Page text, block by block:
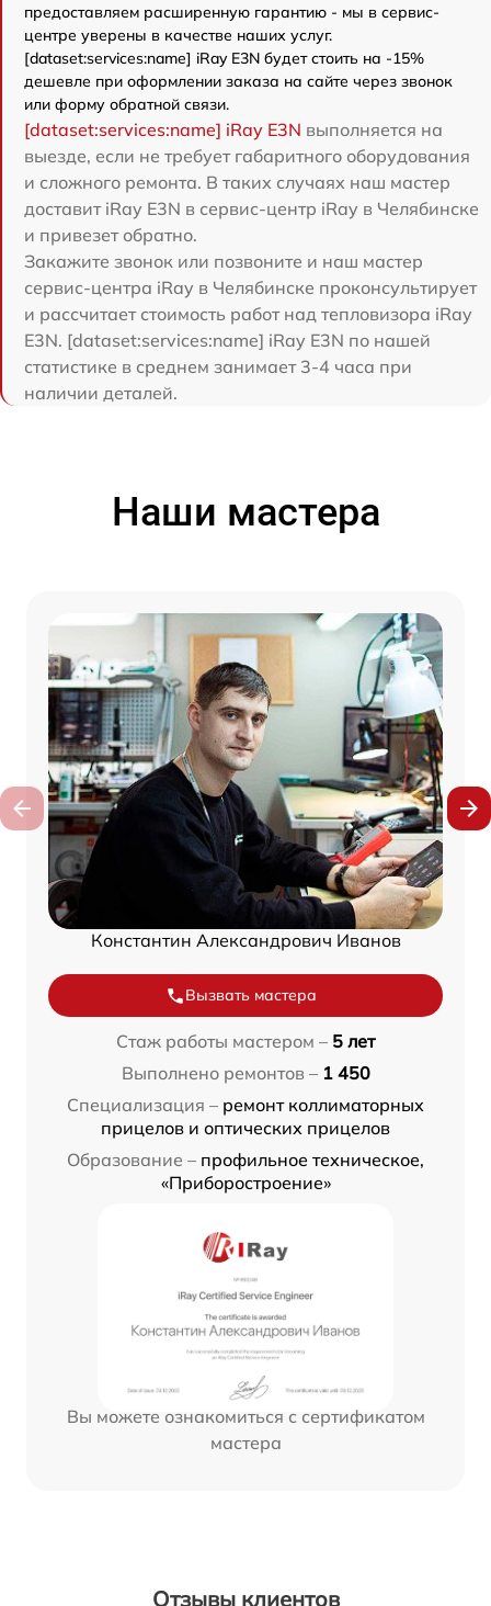
предоставляем расширенную гарантию - мы в сервис-
центре уверены в качестве наших услуг.
[dataset:services:name] iRay E3N будет стоить на -15%
дешевле при оформлении заказа на сайте через звонок
или форму обратной связи.
[dataset:services:name] iRay E3N выполняется на
выезде, если не требует габаритного оборудования
и сложного ремонта. В таких случаях наш мастер
доставит iRay E3N в сервис-центр iRay в Челябинске
и привезет обратно.
Закажите звонок или позвоните и наш мастер
сервис-центра iRay в Челябинске проконсультирует
и рассчитает стоимость работ над тепловизора iRay
E3N. [dataset:services:name] iRay E3N по нашей
статистике в среднем занимает 3-4 часа при
наличии деталей.
Наши мастера
Константин Александрович Иванов
Вызвать мастера
Стаж работы мастером – 5 лет
Выполнено ремонтов – 1 450
Специализация – ремонт коллиматорных
прицелов и оптических прицелов
Образование – профильное техническое,
«Приборостроение»
Вы можете ознакомиться с сертификатом
мастера
Отзывы клиентов